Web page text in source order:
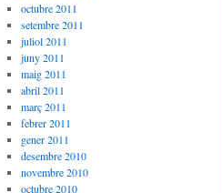
octubre 2011
setembre 2011
juliol 2011
juny 2011
maig 2011
abril 2011
març 2011
febrer 2011
gener 2011
desembre 2010
novembre 2010
octubre 2010